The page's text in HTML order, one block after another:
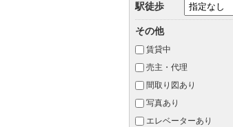
駅徒歩
その他
賃貸中
売主・代理
間取り図あり
写真あり
エレベーターあり